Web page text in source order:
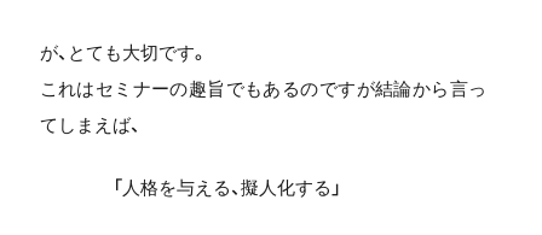
が、とても大切です。
これはセミナーの趣旨でもあるのですが結論から言っ
てしまえば、
「人格を与える、擬人化する」